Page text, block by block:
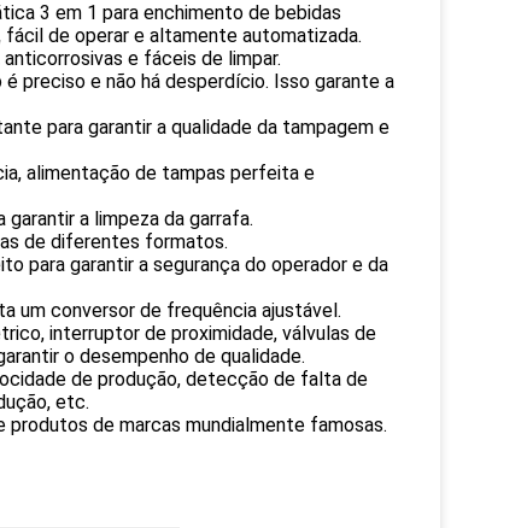
3 em 1 para enchimento de bebidas
de operar e altamente automatizada.
e fáceis de limpar.
preciso e não há desperdício. Isso garante a
para garantir a qualidade da tampagem e
alimentação de tampas perfeita e
a limpeza da garrafa.
de diferentes formatos.
para garantir a segurança do operador e da
um conversor de frequência ajustável.
interruptor de proximidade, válvulas de
o desempenho de qualidade.
de produção, detecção de falta de
etc.
de marcas mundialmente famosas.